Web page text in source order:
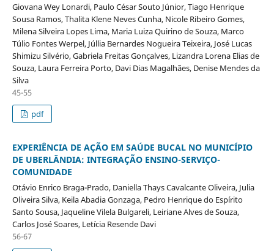
Giovana Wey Lonardi, Paulo César Souto Júnior, Tiago Henrique
Sousa Ramos, Thalita Klene Neves Cunha, Nicole Ribeiro Gomes,
Milena Silveira Lopes Lima, Maria Luiza Quirino de Souza, Marco
Túlio Fontes Werpel, Júllia Bernardes Nogueira Teixeira, José Lucas
Shimizu Silvério, Gabriela Freitas Gonçalves, Lizandra Lorena Elias de
Souza, Laura Ferreira Porto, Davi Dias Magalhães, Denise Mendes da
Silva
45-55
pdf
EXPERIÊNCIA DE AÇÃO EM SAÚDE BUCAL NO MUNICÍPIO
DE UBERLÂNDIA: INTEGRAÇÃO ENSINO-SERVIÇO-
COMUNIDADE
Otávio Enrico Braga-Prado, Daniella Thays Cavalcante Oliveira, Julia
Oliveira Silva, Keila Abadia Gonzaga, Pedro Henrique do Espírito
Santo Sousa, Jaqueline Vilela Bulgareli, Leiriane Alves de Souza,
Carlos José Soares, Letícia Resende Davi
56-67